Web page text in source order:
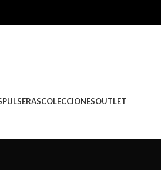
PULSERASCOLECCIONESOUTLET